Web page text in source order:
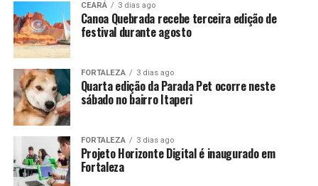
CEARÁ 3 dias ago
Canoa Quebrada recebe terceira edição de
festival durante agosto
FORTALEZA 3 dias ago
Quarta edição da Parada Pet ocorre neste
sábado no bairro Itaperi
FORTALEZA 3 dias ago
Projeto Horizonte Digital é inaugurado em
Fortaleza